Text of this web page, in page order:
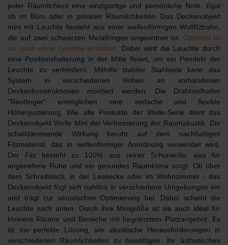
jeder Räumlichkeit eine einzigartige und persönliche Note. Egal
ob im Büro oder in privaten Räumlichkeiten. Das Deckenobjekt
mini mit Leuchte besteht aus einer wellenförmigen Wollfilzbahn,
die auf zwei schwarzen Metallringen angeordnet ist. Optional ist
sie auch ohne Leuchte erhältlich . Dabei wird die Leuchte durch
eine Positionshalterung in der Mitte fixiert, um ein Pendeln der
Leuchte zu verhindern. Mithilfe stabiler Stahlseile kann das
System in verschiedenen Höhen an vorhandenen
Deckenkonstruktionen montiert werden. Die Drahtseilhalter
"Reutlinger" ermöglichen eine einfache und flexible
Höhenjustierung. Wie alle Produkte der Welle-Serie dient das
Deckenobjekt Welle Mini derVerbesserung der Raumakustik . Die
schalldämmende Wirkung beruht auf dem nachhaltigen
Filzmaterial, das in wellenförmiger Anordnung verwendet wird.
Der Filz besteht zu 100% aus reiner Schurwolle, was für
angenehme Ruhe und ein gesundes Raumklima sorgt. Ob über
dem Schreibtisch, in der Leseecke oder im Wohnzimmer - das
Deckenobjekt fügt sich nahtlos in verschiedene Umgebungen ein
und trägt zur akustischen Optimierung bei. Dabei scheint die
Leuchte nach unten. Durch ihre Minigröße ist sie auch ideal für
kleinere Räume und Bereiche mit begrenztem Platzangebot. Es
ist die perfekte Lösung, um akustische Herausforderungen in
verschiedenen Räumlichkeiten zu bewältigen. Ihr ästhetisches